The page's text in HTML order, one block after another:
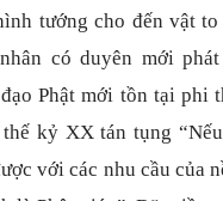
tướng cho đến vật
có duyên mới
Phật mới tồn tại phi
kỷ XX tán tụng
với các nhu cầu của